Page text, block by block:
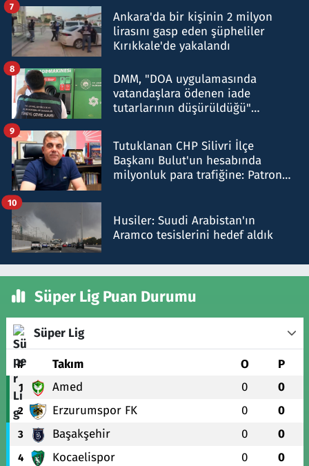
Ankara'da bir kişinin 2 milyon
lirasını gasp eden şüpheliler
Kırıkkale'de yakalandı
7
DMM, "DOA uygulamasında
vatandaşlara ödenen iade
tutarlarının düşürüldüğü"
8
Tutuklanan CHP Silivri İlçe
Başkanı Bulut'un hesabında
milyonluk para trafiğine: Patron
9
Husiler: Suudi Arabistan'ın
Aramco tesislerini hedef aldık
10
Süper Lig Puan Durumu
Süper Lig
# Takım O P
1 Amed 0 0
2 Erzurumspor FK 0 0
3 Başakşehir 0 0
4 Kocaelispor 0 0